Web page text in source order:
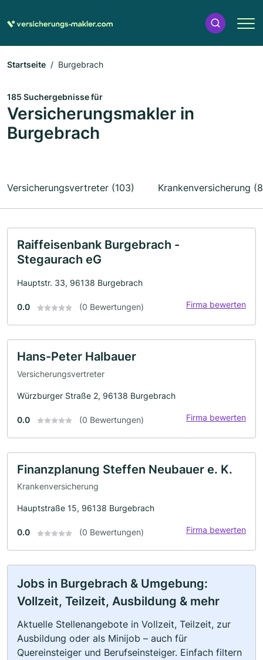
Startseite Burgebrach
185 Suchergebnisse für
Versicherungsmakler in
Burgebrach
Versicherungsvertreter (103) Krankenversicherung
Raiffeisenbank Burgebrach -
Stegaurach eG
Hauptstr. 33, 96138 Burgebrach
0.0 (0 Bewertungen) Firma bewerten
Hans-Peter Halbauer
Versicherungsvertreter
Würzburger Straße 2, 96138 Burgebrach
0.0 (0 Bewertungen) Firma bewerten
Finanzplanung Steffen Neubauer e. K.
Krankenversicherung
Hauptstraße 15, 96138 Burgebrach
0.0 (0 Bewertungen) Firma bewerten
Jobs in Burgebrach & Umgebung:
Vollzeit, Teilzeit, Ausbildung & mehr
Aktuelle Stellenangebote in Vollzeit, Teilzeit, zur
Ausbildung oder als Minijob – auch für
Quereinsteiger und Berufseinsteiger. Einfach filtern